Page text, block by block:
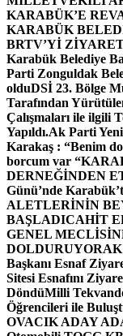
KARABÜK’E
KARABÜK
BRTV’Yİ
Karabük Belediye
Parti Zonguldak
olduDSİ 23. Bölge
Tarafından
Çalışmaları ile ilgili
Yapıldı.Ak Parti
Karakaş : “Benim
borcum var “
DERNEĞİNDEN
Günü’nde
ALETLERİNİN
BAŞLADICAHİT
GENEL
DOLDURUYOR
Başkanı Esnaf
Sitesi Esnafını
DöndüMilli
Öğrencileri ile
OVACIK ADAY